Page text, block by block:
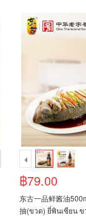
฿79.00
东古一品鲜酱油
抽(ขวด) ยี่พินเซียน ข